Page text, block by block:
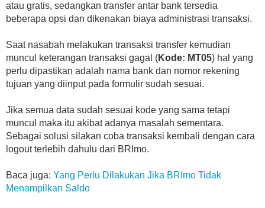
atau gratis, sedangkan transfer antar bank tersedia
beberapa opsi dan dikenakan biaya administrasi transaksi.
Saat nasabah melakukan transaksi transfer kemudian
muncul keterangan transaksi gagal (Kode: MT05) hal yang
perlu dipastikan adalah nama bank dan nomor rekening
tujuan yang diinput pada formulir sudah sesuai.
Jika semua data sudah sesuai kode yang sama tetapi
muncul maka itu akibat adanya masalah sementara.
Sebagai solusi silakan coba transaksi kembali dengan cara
logout terlebih dahulu dari BRImo.
Baca juga: Yang Perlu Dilakukan Jika BRImo Tidak
Menampilkan Saldo